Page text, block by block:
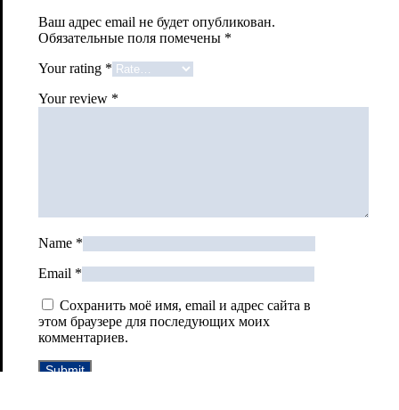
Ваш адрес email не будет опубликован.
Обязательные поля помечены *
Your rating *
Your review *
Name *
Email *
Сохранить моё имя, email и адрес сайта в
этом браузере для последующих моих
комментариев.